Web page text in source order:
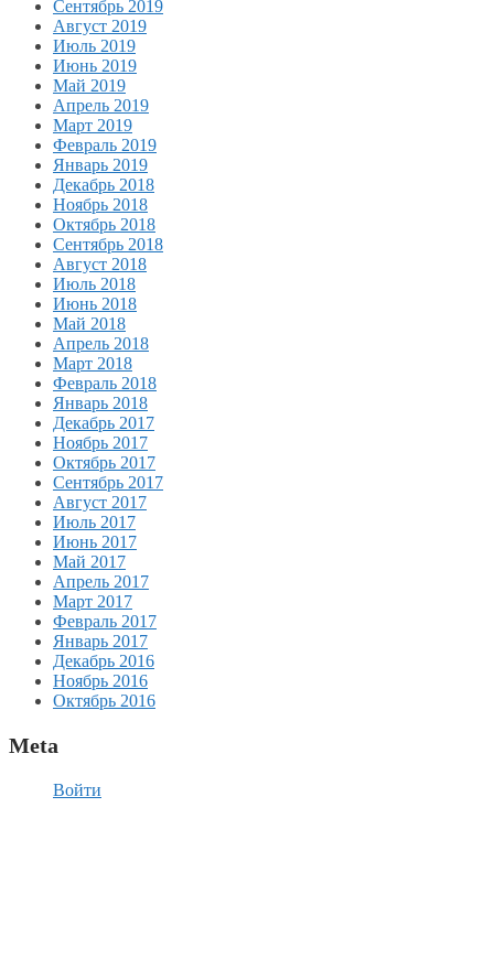
Сентябрь 2019
Август 2019
Июль 2019
Июнь 2019
Май 2019
Апрель 2019
Март 2019
Февраль 2019
Январь 2019
Декабрь 2018
Ноябрь 2018
Октябрь 2018
Сентябрь 2018
Август 2018
Июль 2018
Июнь 2018
Май 2018
Апрель 2018
Март 2018
Февраль 2018
Январь 2018
Декабрь 2017
Ноябрь 2017
Октябрь 2017
Сентябрь 2017
Август 2017
Июль 2017
Июнь 2017
Май 2017
Апрель 2017
Март 2017
Февраль 2017
Январь 2017
Декабрь 2016
Ноябрь 2016
Октябрь 2016
Meta
Войти